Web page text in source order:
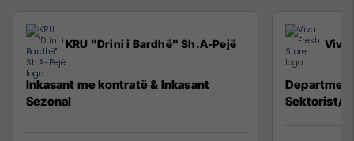
KRU "Drini i Bardhë" Sh.A-Pejë
Inkasant me kontratë & Inkasant
Sezonal
Viva
Sektorist/e